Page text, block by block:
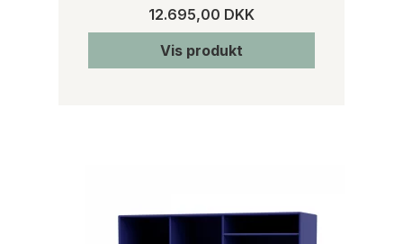
12.695,00 DKK
Vis produkt